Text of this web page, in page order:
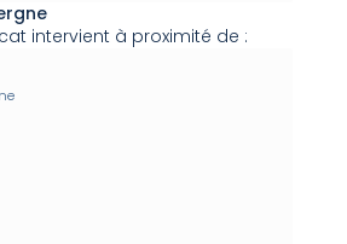
intervient à proximité de :